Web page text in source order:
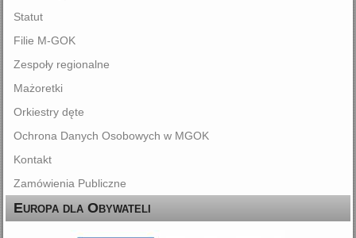
Statut
Filie M-GOK
Zespoły regionalne
Mażoretki
Orkiestry dęte
Ochrona Danych Osobowych w MGOK
Kontakt
Zamówienia Publiczne
Europa dla Obywateli